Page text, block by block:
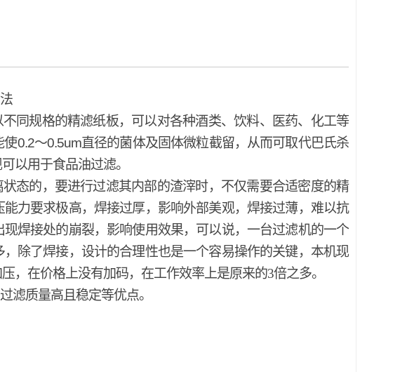
同规格的精滤纸板，可以对各种酒类、饮料、医药、化工等
使0.2～0.5um直径的菌体及固体微粒截留，从而可取代巴氏杀
以用于食品油过滤。
态的，要进行过滤其内部的渣滓时，不仅需要合适密度的精
力要求极高，焊接过厚，影响外部美观，焊接过薄，难以抗
焊接处的崩裂，影响使用效果，可以说，一台过滤机的一个
除了焊接，设计的合理性也是一个容易操作的关键，本机现
，在价格上没有加码，在工作效率上是原来的3倍之多。
滤质量高且稳定等优点。